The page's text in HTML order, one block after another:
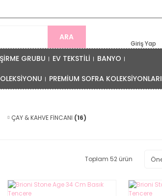
ARA
Giriş Yap
GRUBU EV TEKSTİLİ BANYO
PREMİUM SOFRA KOLEKSİYONLARI
ÇAY & KAHVE FİNCANI (16)
Toplam 52 ürün